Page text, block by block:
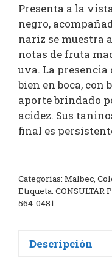
Presenta a la
negro,
nariz se muestra
notas de fruta
uva. La
bien en boca, con
aporte brindado
acidez. Sus
final es
Categorías: Malbec,
Etiqueta: CONSULTAR
564-0481
Descripción